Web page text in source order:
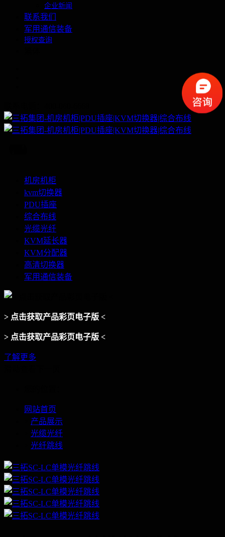
企业新闻
联系我们
军用通信装备
授权查询
机房机柜
kvm切换器
PDU插座
综合布线
光缆光纤
KVM延长器
KVM分配器
高清切换器
军用通信装备
> 点击获取产品彩页电子版 <
> 点击获取产品彩页电子版 <
了解更多
网站首页
产品展示
光缆光纤
光纤跳线